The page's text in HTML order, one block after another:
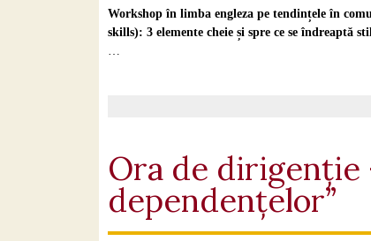
Workshop în limba engleza pe tendințele în
skills): 3 elemente cheie și spre ce se îndreaptă
…
Ora de dirigenție
dependențelor”